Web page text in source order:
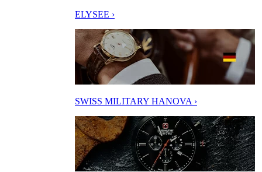
ELYSEE ›
SWISS MILITARY HANOVA ›